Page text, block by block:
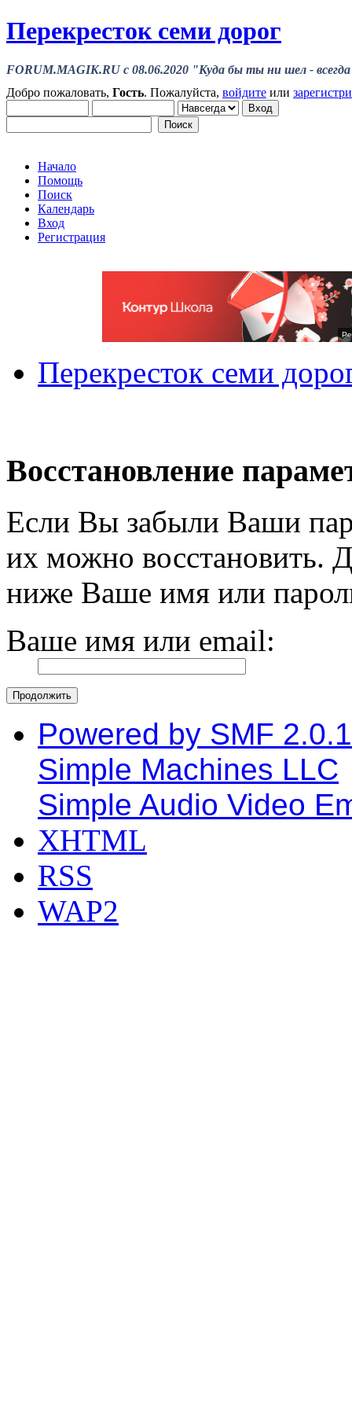
Перекресток семи дорог
FORUM.MAGIK.RU c 08.06.2020 "Куда бы ты ни шел - всегда
Добро пожаловать, Гость. Пожалуйста, войдите или
Начало
Помощь
Поиск
Календарь
Вход
Регистрация
Перекресток семи
Восстановление
Если Вы забыли Ваши
их можно восстановить.
ниже Ваше имя или
Ваше имя или email:
Powered by SMF
Simple Machines LLC
Simple Audio Video
XHTML
RSS
WAP2